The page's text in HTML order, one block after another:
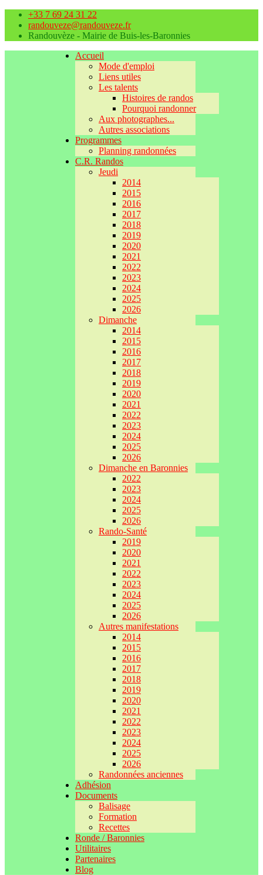
+33 7 69 24 31 22
randouveze@randouveze.fr
Randouvèze - Mairie de Buis-les-Baronnies
Accueil
Mode d'emploi
Liens utiles
Les talents
Histoires de randos
Pourquoi randonner
Aux photographes...
Autres associations
Programmes
Planning randonnées
C.R. Randos
Jeudi
2014
2015
2016
2017
2018
2019
2020
2021
2022
2023
2024
2025
2026
Dimanche
2014
2015
2016
2017
2018
2019
2020
2021
2022
2023
2024
2025
2026
Dimanche en Baronnies
2022
2023
2024
2025
2026
Rando-Santé
2019
2020
2021
2022
2023
2024
2025
2026
Autres manifestations
2014
2015
2016
2017
2018
2019
2020
2021
2022
2023
2024
2025
2026
Randonnées anciennes
Adhésion
Documents
Balisage
Formation
Recettes
Ronde / Baronnies
Utilitaires
Partenaires
Blog